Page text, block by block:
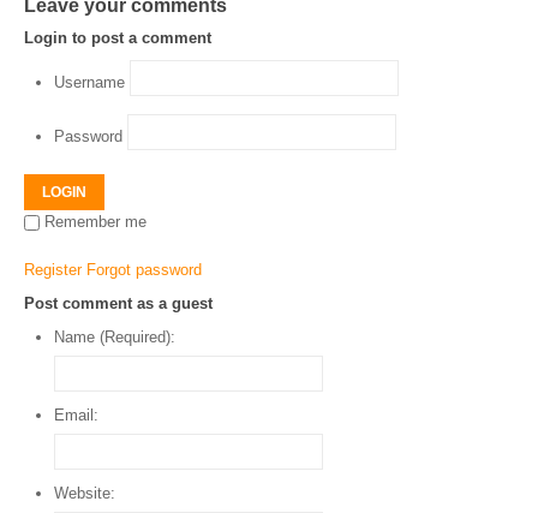
Leave your comments
Login to post a comment
Username
Password
LOGIN
Remember me
Register Forgot password
Post comment as a guest
Name (Required):
Email:
Website: